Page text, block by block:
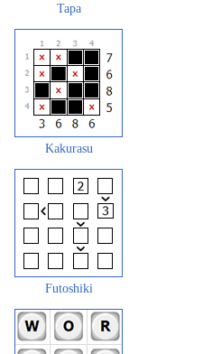
Tapa
Kakurasu
Futoshiki